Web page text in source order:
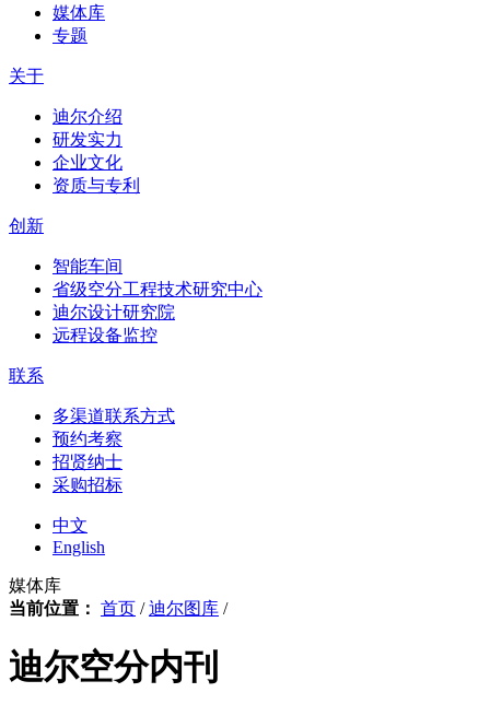
媒体库
专题
关于
迪尔介绍
研发实力
企业文化
资质与专利
创新
智能车间
省级空分工程技术研究中心
迪尔设计研究院
远程设备监控
联系
多渠道联系方式
预约考察
招贤纳士
采购招标
中文
English
媒体库
当前位置： 首页 / 迪尔图库 /
迪尔空分内刊